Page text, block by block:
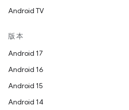
Android TV
版本
Android 17
Android 16
Android 15
Android 14